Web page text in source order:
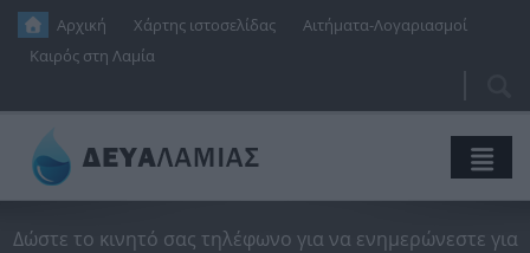
Παράκαμψη προς το κυρίως περιεχόμενο
Αρχική Χάρτης ιστοσελίδας
Αιτήματα-Λογαριασμοί
Καιρός στη Λαμία
Δώστε το κινητό σας τηλέφωνο για να ενημερώνεστε για